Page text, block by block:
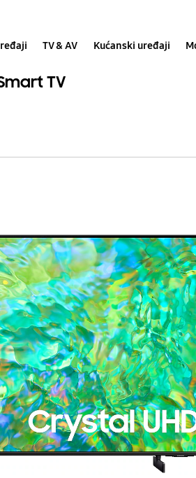
TV & AV Kućanski uređaji
TV